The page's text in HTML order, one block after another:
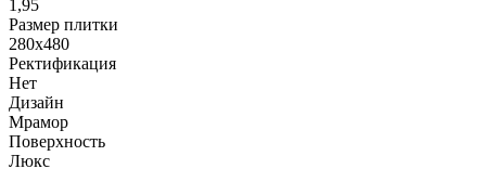
1,95
Размер плитки
280x480
Ректификация
Нет
Дизайн
Мрамор
Поверхность
Люкс